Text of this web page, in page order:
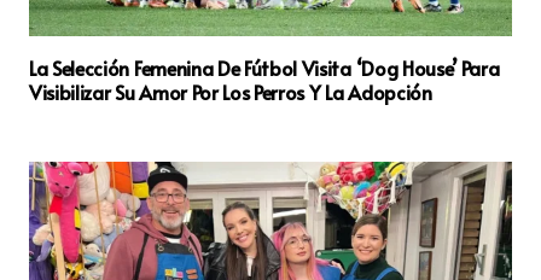
La Selección Femenina De Fútbol Visita ‘Dog House’ Para
Visibilizar Su Amor Por Los Perros Y La Adopción